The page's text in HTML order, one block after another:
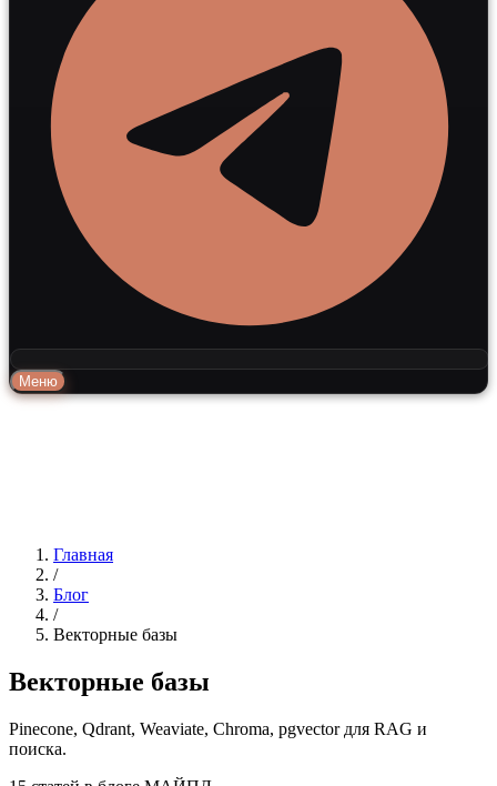
Меню
Главная
/
Блог
/
Векторные базы
Векторные базы
Pinecone, Qdrant, Weaviate, Chroma, pgvector для RAG и
поиска.